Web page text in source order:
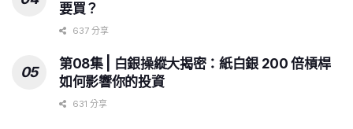
要買？
637 分享
第08集 | 白銀操縱大揭密：紙白銀 200 倍槓桿
如何影響你的投資
631 分享